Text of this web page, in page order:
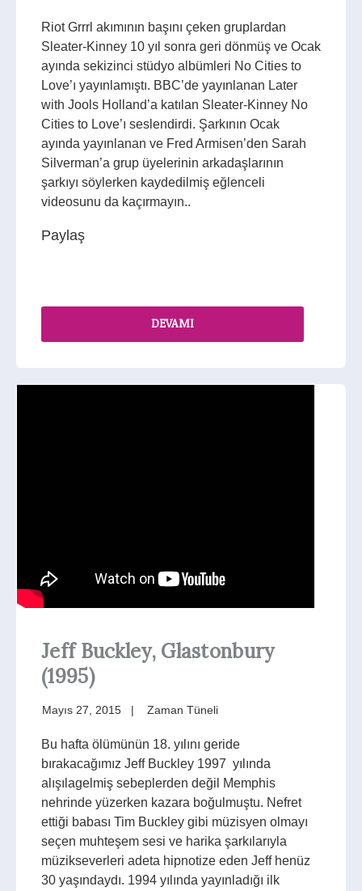
Riot Grrrl akımının başını çeken gruplardan
Sleater-Kinney 10 yıl sonra geri dönmüş ve Ocak
ayında sekizinci stüdyo albümleri No Cities to
Love’ı yayınlamıştı. BBC’de yayınlanan Later
with Jools Holland’a katılan Sleater-Kinney No
Cities to Love’ı seslendirdi. Şarkının Ocak
ayında yayınlanan ve Fred Armisen’den Sarah
Silverman’a grup üyelerinin arkadaşlarının
şarkıyı söylerken kaydedilmiş eğlenceli
videosunu da kaçırmayın..
Paylaş
DEVAMI
Jeff Buckley, Glastonbury
(1995)
Mayıs 27, 2015 Zaman Tüneli
Bu hafta ölümünün 18. yılını geride
bırakacağımız Jeff Buckley 1997 yılında
alışılagelmiş sebeplerden değil Memphis
nehrinde yüzerken kazara boğulmuştu. Nefret
ettiği babası Tim Buckley gibi müzisyen olmayı
seçen muhteşem sesi ve harika şarkılarıyla
müzikseverleri adeta hipnotize eden Jeff henüz
30 yaşındaydı. 1994 yılında yayınladığı ilk